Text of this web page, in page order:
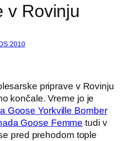
v Rovinju
2010
priprave v Rovinju
končale. Vreme jo je
Goose Yorkville Bomber
Goose Femme tudi v
pred prehodom tople